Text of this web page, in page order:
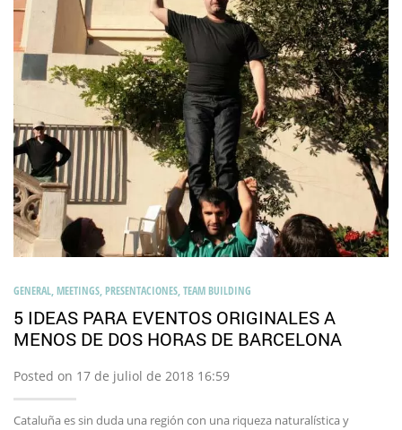
GENERAL,MEETINGS,PRESENTACIONES,TEAM BUILDING
5 IDEAS PARA EVENTOS ORIGINALES A
MENOS DE DOS HORAS DE BARCELONA
Posted on 17 de juliol de 2018 16:59
Cataluña es sin duda una región con una riqueza naturalística y